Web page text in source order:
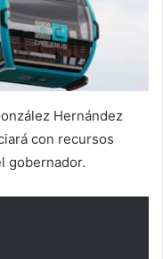
Hernández
con recursos
gobernador.